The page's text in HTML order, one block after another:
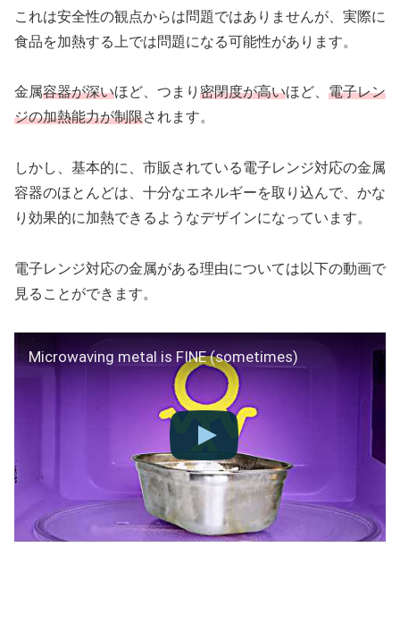
これは安全性の観点からは問題ではありませんが、実際に
食品を加熱する上では問題になる可能性があります。
金属容器が深いほど、つまり 密閉度が高いほど、 電子レン
ジの加熱能力が制限されます。
しかし、基本的に、市販されている電子レンジ対応の金属
容器のほとんどは、十分なエネルギーを取り込んで、かな
り効果的に加熱できるようなデザインになっています。
電子レンジ対応の金属がある理由については以下の動画で
見ることができます。
Microwaving metal is FINE (sometimes)